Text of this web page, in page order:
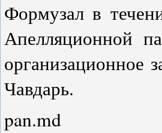
Формузал в
Апелляционной
организационное
Чавдарь.
pan.md